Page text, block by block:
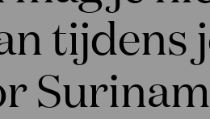
tijdens